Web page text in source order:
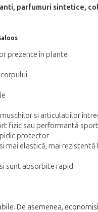
parfumuri sintetice,
prezente în plante
si articulatiilor
fizic sau performantă
protector
mai elastică, mai
sunt absorbite rapid
De asemenea,